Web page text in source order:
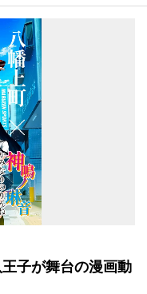
子が舞台の漫画動